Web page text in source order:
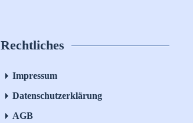
Rechtliches
Impressum
Datenschutzerklärung
AGB